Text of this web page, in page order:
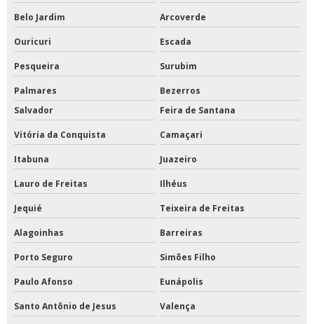
Belo Jardim Arcoverde
Ouricuri Escada
Pesqueira Surubim
Palmares
Bezerros
Salvador
Feira de Santana
Vitória da Conquista Camaçari
Itabuna Juazeiro
Lauro de Freitas Ilhéus
Jequié Teixeira de Freitas
Alagoinhas Barreiras
Porto Seguro Simões Filho
Paulo Afonso Eunápolis
Santo Antônio de Jesus Valença